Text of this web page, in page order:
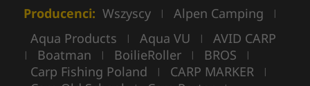
Producenci: Wszyscy | Alpen Camping |
Aqua Products | Aqua VU | AVID CARP
| Boatman | BoilieRoller | BROS |
Carp Fishing Poland | CARP MARKER |